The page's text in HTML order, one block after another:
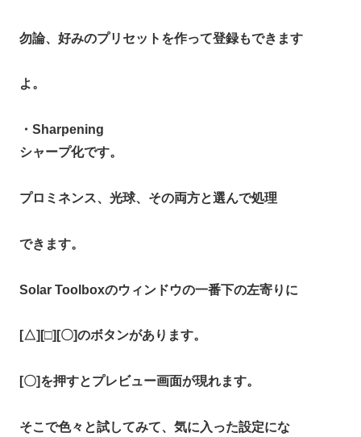
勿論、好みのプリセットを作って登録もできます
よ。
・Sharpening
シャープ化です。
プロミネンス、光球、その両方と選んで処理
できます。
Solar Toolboxのウィンドウの一番下の左寄りに
[△][□][〇]のボタンがあります。
[〇]を押すとプレビュー画面が現れます。
そこで色々と試してみて、気に入った設定にな